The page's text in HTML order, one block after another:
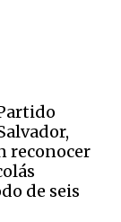
reconocer
de seis